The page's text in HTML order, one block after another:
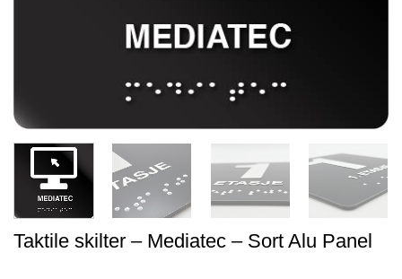
Taktile skilter – Mediatec – Sort Alu Panel